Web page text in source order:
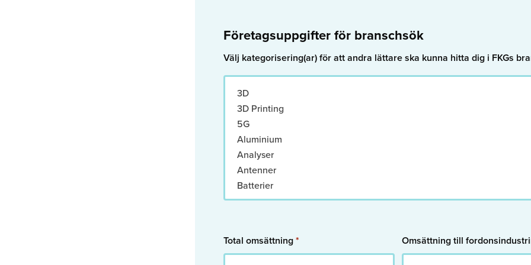
Företagsuppgifter för branschsök
Välj kategorisering(ar) för att andra lättare ska kunna hitta dig i FKGs
3D
3D Printing
5G
Aluminium
Analyser
Antenner
Batterier
Bearbetning
Brand
Total omsättning* Omsättning till